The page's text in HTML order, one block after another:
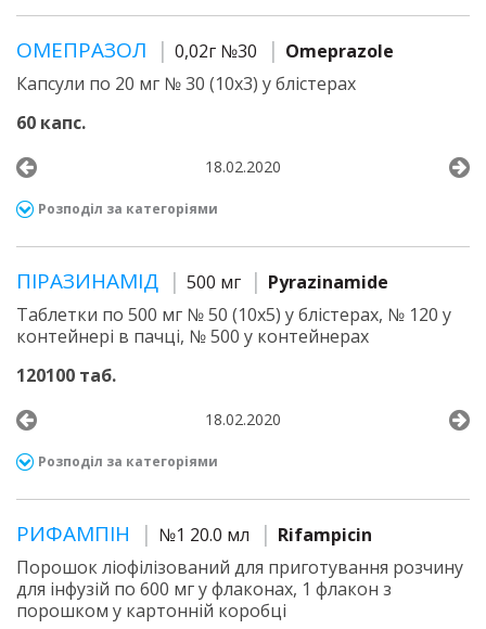
ОМЕПРАЗОЛ 0,02г №30
Omeprazole
Капсули по 20 мг № 30 (10х3) у блістерах
60 капс.
18.02.2020
Розподіл за категоріями
ПІРАЗИНАМІД 500 мг
Pyrazinamide
Таблетки по 500 мг № 50 (10х5) у блістерах, № 120 у
контейнері в пачці, № 500 у контейнерах
120100 таб.
18.02.2020
Розподіл за категоріями
РИФАМПІН №1 20.0 мл
Rifampicin
Порошок ліофілізований для приготування розчину
для інфузій по 600 мг у флаконах, 1 флакон з
порошком у картонній коробці